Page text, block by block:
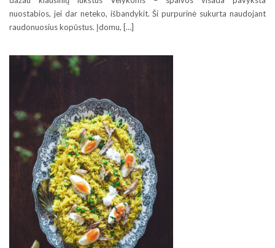
nuostabios, jei dar neteko, išbandykit. Ši purpurinė sukurta naudojant
raudonuosius kopūstus. Įdomu, […]